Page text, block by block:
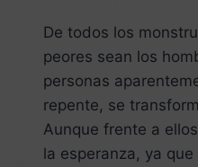
De todos los
peores sean los
personas
repente, se
Aunque frente a
la esperanza, ya